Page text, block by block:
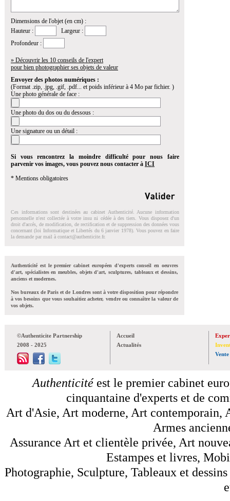
Dimensions de l'objet (en cm) :
Hauteur :
Largeur :
Profondeur :
» Découvrir les 10 conseils de l'expert
pour bien photographier ses objets de valeur
Envoyer des photos numériques :
(Format .zip, .jpg, .gif, .pdf... et poids inférieur à 4 Mo par fichier. )
Une photo générale de face :
Une photo du dos ou du dessous :
Une signature ou un détail :
Si vous rencontrez la moindre difficulté pour nous faire
parvenir vos images, vous pouvez nous contacter à ICI
* Mentions obligatoires
Ces informations sont destinées au cabinet Authenticité. Aucune information
personnelle n'est collectée à votre insu ni cédée à des tiers. Vous disposez d'un
droit d'accés, de modification, de rectification et de suppression des données vous
concernant (loi Informatique et Libertés du 6 janvier 1978). Vous pouvez en faire
la demande par mail à contact@authenticite.fr.
Authenticité est le premier cabinet européen d'experts conseil en oeuvres
d'art, spécialistes en meubles, objets d'art, sculptures, tableaux et dessins,
anciens et modernes.
Nos bureaux de Paris et de Londres sont à votre disposition pour répondre
à vos besoins que vous souhaitiez acheter, vendre ou connaître la valeur de
vos objets.
©Authenticite Partnership
2008 - 2025
Accueil
Actualités
Vente
Authenticitéest le premier cabinet
cinquantaine d'experts et de
Art d'Asie, Art moderne, Art contemporain,
Armes
Assurance Art et clientèle privée, Art
Estampes et livres,
Photographie, Sculpture, Tableaux et